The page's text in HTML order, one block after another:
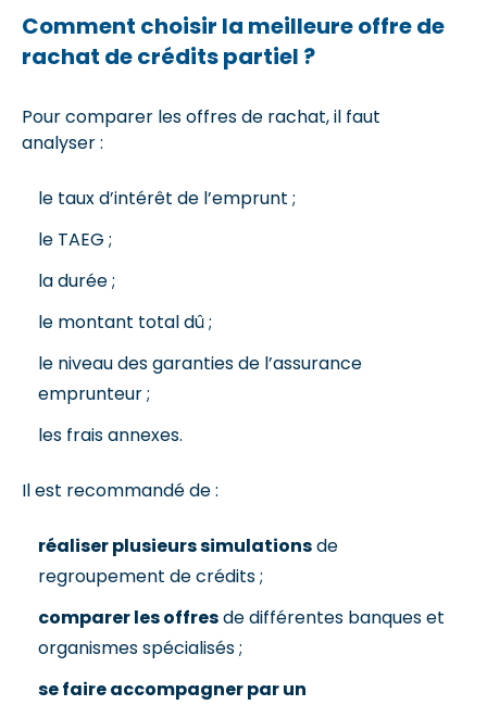
Comment choisir la meilleure offre de
rachat de crédits partiel ?
Pour comparer les offres de rachat, il faut
analyser :
le taux d’intérêt de l’emprunt ;
le TAEG ;
la durée ;
le montant total dû ;
le niveau des garanties de l’assurance
emprunteur ;
les frais annexes.
Il est recommandé de :
réaliser plusieurs simulationsde
regroupement de crédits ;
comparer les offresde différentes banques et
organismes spécialisés ;
se faire accompagner par un